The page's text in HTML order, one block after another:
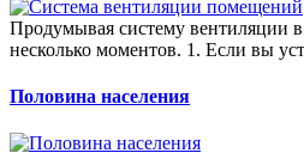
Продумывая систему вентиляции
несколько моментов. 1. Если вы
Половина населения